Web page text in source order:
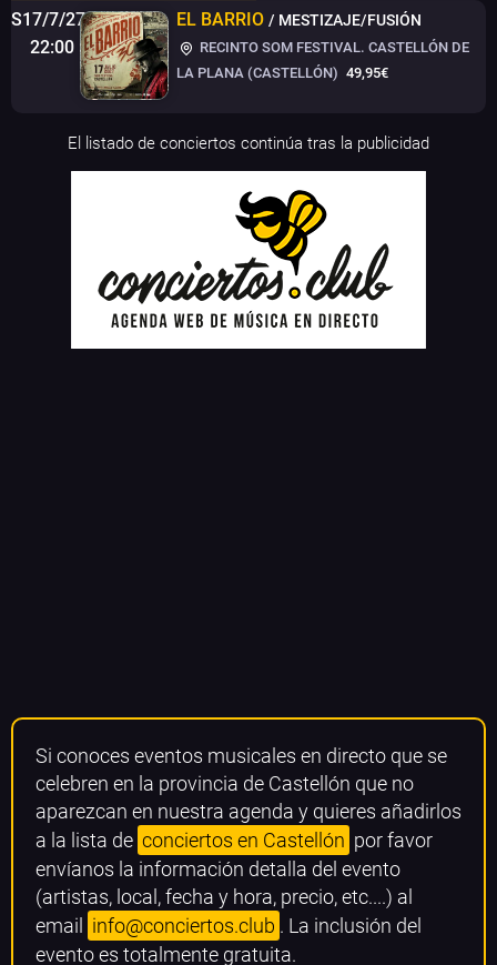
S17/7/27
22:00
EL BARRIO / MESTIZAJE/FUSIÓN
RECINTO SOM FESTIVAL. CASTELLÓN DE
LA PLANA (CASTELLÓN) 49,95€
El listado de conciertos continúa tras la publicidad
Si conoces eventos musicales en directo que se
celebren en la provincia de Castellón que no
aparezcan en nuestra agenda y quieres añadirlos
a la lista de conciertos en Castellón por favor
envíanos la información detalla del evento
(artistas, local, fecha y hora, precio, etc....) al
email info@conciertos.club . La inclusión del
evento es totalmente gratuita.